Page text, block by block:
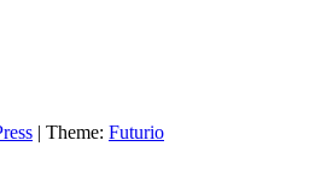
| Theme: Futurio